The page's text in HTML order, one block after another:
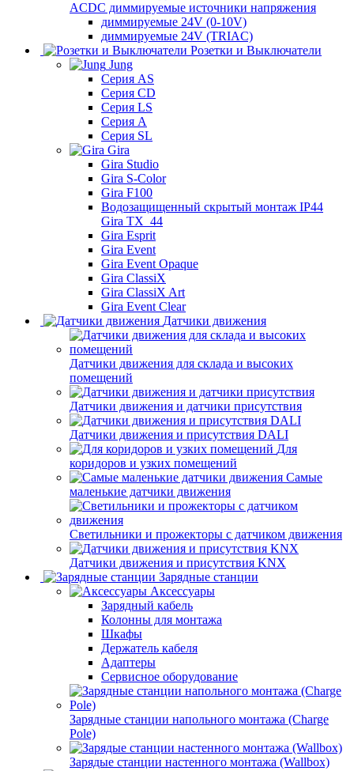
ACDC диммируемые источники напряжения
диммируемые 24V (0-10V)
диммируемые 24V (TRIAC)
Розетки и Выключатели
Jung
Серия AS
Серия CD
Серия LS
Серия A
Серия SL
Gira
Gira Studio
Gira S-Color
Gira F100
Водозащищенный скрытый монтаж IP44
Gira TX_44
Gira Esprit
Gira Event
Gira Event Opaque
Gira ClassiX
Gira ClassiX Art
Gira Event Clear
Датчики движения
Датчики движения для склада и высоких
помещений
Датчики движения и датчики присутствия
Датчики движения и присутствия DALI
Для
коридоров и узких помещений
Самые
маленькие датчики движения
Светильники и прожекторы с датчиком движения
Датчики движения и присутствия KNX
Зарядные станции
Аксессуары
Зарядный кабель
Колонны для монтажа
Шкафы
Держатель кабеля
Адаптеры
Сервисное оборудование
Зарядные станции напольного монтажа (Charge
Pole)
Зарядые станции настенного монтажа (Wallbox)